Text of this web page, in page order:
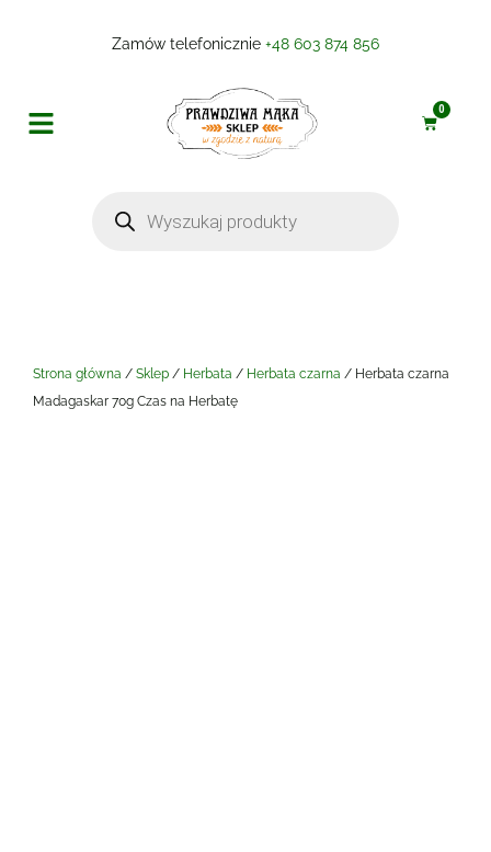
Zamów telefonicznie +48 603 874 856
0
Strona główna / Sklep / Herbata / Herbata czarna / Herbata czarna
Madagaskar 70g Czas na Herbatę